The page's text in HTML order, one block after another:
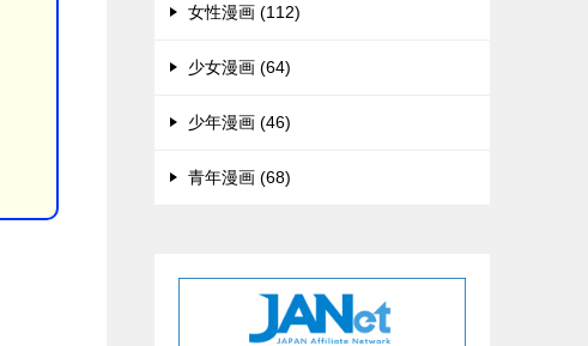
女性漫画 (112)
少女漫画 (64)
少年漫画 (46)
青年漫画 (68)